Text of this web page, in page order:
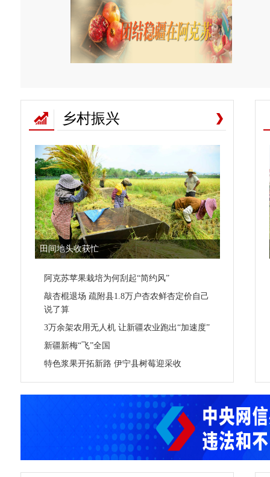
乡村振兴
田间地头收获忙
阿克苏苹果栽培为何刮起“简约风”
敲杏棍退场 疏附县1.8万户杏农鲜杏定价自己
说了算
3万余架农用无人机 让新疆农业跑出“加速度”
新疆新梅“飞”全国
特色浆果开拓新路 伊宁县树莓迎采收